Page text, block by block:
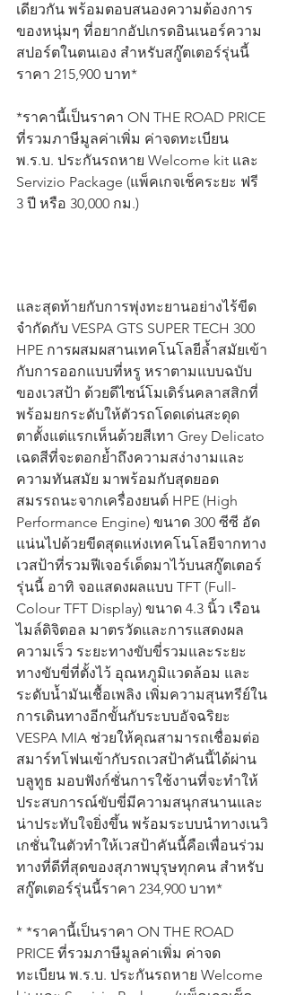
เดียวกัน พร้อมตอบสนองความต้องการ
ของหนุ่มๆ ที่อยากอัปเกรดอินเนอร์ความ
สปอร์ตในตนเอง สำหรับสกู๊ตเตอร์รุ่นนี้
ราคา 215,900 บาท*
*ราคานี้เป็นราคา ON THE ROAD PRICE
ที่รวมภาษีมูลค่าเพิ่ม ค่าจดทะเบียน
พ.ร.บ. ประกันรถหาย Welcome kit และ
Servizio Package (แพ็คเกจเช็คระยะ ฟรี
3 ปี หรือ 30,000 กม.)
และสุดท้ายกับการพุ่งทะยานอย่างไร้ขีด
จำกัดกับ VESPA GTS SUPER TECH 300
HPE การผสมผสานเทคโนโลยีล้ำสมัยเข้า
กับการออกแบบที่หรู หราตามแบบฉบับ
ของเวสป้า ด้วยดีไซน์โมเดิร์นคลาสสิกที่
พร้อมยกระดับให้ตัวรถโดดเด่นสะดุด
ตาตั้งแต่แรกเห็นด้วยสีเทา Grey Delicato
เฉดสีที่จะตอกย้ำถึงความสง่างามและ
ความทันสมัย มาพร้อมกับสุดยอด
สมรรถนะจากเครื่องยนต์ HPE (High
Performance Engine) ขนาด 300 ซีซี อัด
แน่นไปด้วยขีดสุดแห่งเทคโนโลยีจากทาง
เวสป้าที่รวมฟีเจอร์เด็ดมาไว้บนสกู๊ตเตอร์
รุ่นนี้ อาทิ จอแสดงผลแบบ TFT (Full-
Colour TFT Display) ขนาด 4.3 นิ้ว เรือน
ไมล์ดิจิตอล มาตรวัดและการแสดงผล
ความเร็ว ระยะทางขับขี่รวมและระยะ
ทางขับขี่ที่ตั้งไว้ อุณหภูมิแวดล้อม และ
ระดับน้ำมันเชื้อเพลิง เพิ่มความสุนทรีย์ใน
การเดินทางอีกขั้นกับระบบอัจฉริยะ
VESPA MIA ช่วยให้คุณสามารถเชื่อมต่อ
สมาร์ทโฟนเข้ากับรถเวสป้าคันนี้ได้ผ่าน
บลูทูธ มอบฟังก์ชั่นการใช้งานที่จะทำให้
ประสบการณ์ขับขี่มีความสนุกสนานและ
น่าประทับใจยิ่งขึ้น พร้อมระบบนำทางเนวิ
เกชั่นในตัวทำให้เวสป้าคันนี้คือเพื่อนร่วม
ทางที่ดีที่สุดของสุภาพบุรุษทุกคน สำหรับ
สกู๊ตเตอร์รุ่นนี้ราคา 234,900 บาท*
* *ราคานี้เป็นราคา ON THE ROAD
PRICE ที่รวมภาษีมูลค่าเพิ่ม ค่าจด
ทะเบียน พ.ร.บ. ประกันรถหาย Welcome